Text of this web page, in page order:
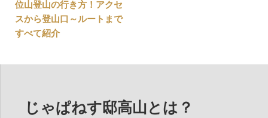
稿
ナ
ー
位山登山の行き方！アクセ
スから登山口～ルートまで
すべて紹介
じゃぱねす邸高山とは？